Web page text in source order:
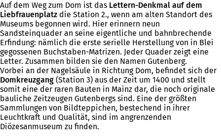
Auf dem Weg zum Dom ist das Lettern-Denkmal auf dem
Liebfrauenplatz die Station 2., wenn am alten Standort des
Museums begonnen wird. Hier erinnern neun
Sandsteinquader an seine eigentliche und bahnbrechende
Erfindung: nämlich die erste serielle Herstellung von in Blei
gegossenen Buchstaben-Matrizen. Jeder Quader zeigt eine
Letter. Zusammen bilden sie den Namen Gutenberg.
Vorbei an der Nagelsäule in Richtung Dom, befindet sich der
Domkreuzgang (Station 3) aus der Zeit um 1400 und stellt
somit eine der raren Bauten in Mainz dar, die noch originale
bauliche Zeitzeugen Gutenbergs sind. Eine der größten
Sammlungen von Bildteppichen, bestechend in ihrer
Leuchtkraft und Qualität, sind im angrenzenden
Diözesanmuseum zu finden.